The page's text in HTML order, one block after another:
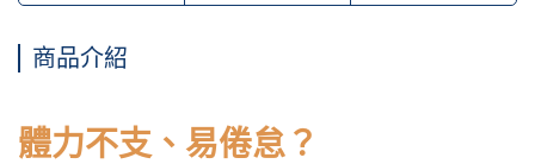
商品介紹
體力不支、易倦怠？